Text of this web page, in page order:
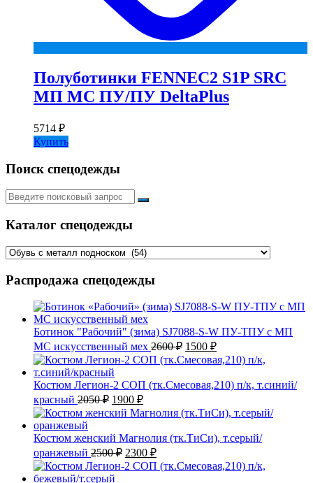
Полуботинки FENNEC2 S1P SRC
МП МС ПУ/ПУ DeltaPlus
5714 ₽
Купить
Поиск спецодежды
Искать:
Каталог спецодежды
Распродажа спецодежды
Ботинок "Рабочий" (зима) SJ7088-S-W ПУ-ТПУ с МП
МС искусственный мех 2600₽ Первоначальная
цена
составляла
2600 ₽.
1500 ₽Текущая
цена:
Костюм Легион-2 СОП (тк.Смесовая,210) п/к, т.синий/
красный 2050₽ Первоначальная
цена
составляла
2050 ₽.
1900 ₽Текущая
цена:
Костюм женский Магнолия (тк.ТиСи), т.серый/
оранжевый 2500₽ Первоначальная
цена
составляла
2300 ₽Текущая
цена: